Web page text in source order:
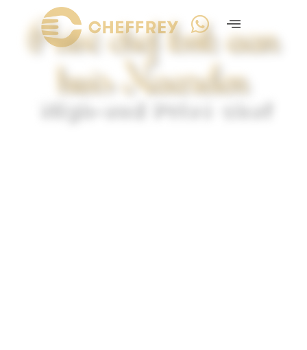
Privé chef kok aan
huis Naarden
High-end Privé chef